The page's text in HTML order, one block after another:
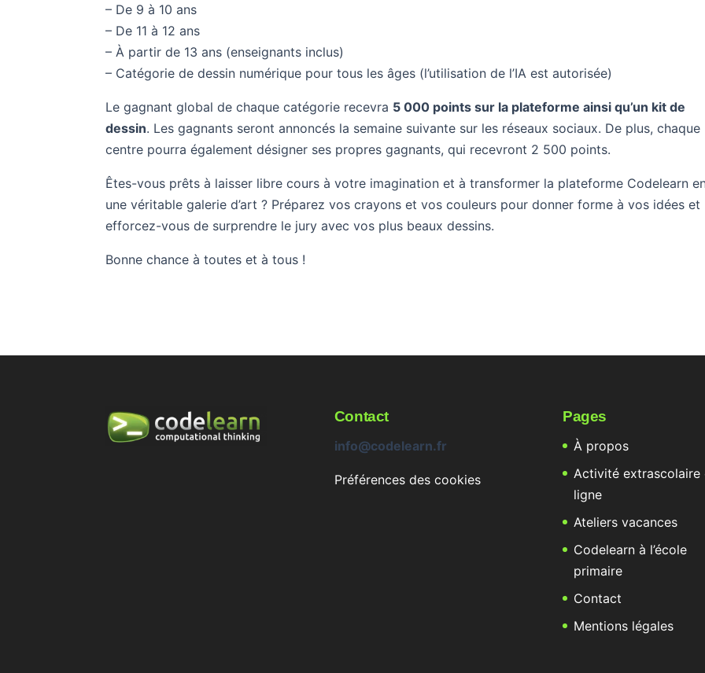
– De 9 à 10 ans
– De 11 à 12 ans
– À partir de 13 ans (enseignants inclus)
– Catégorie de dessin numérique pour tous les âges (l’utilisation de l’IA est autorisée)
Le gagnant global de chaque catégorie recevra 5 000 points sur la plateforme ainsi qu’un kit de
dessin. Les gagnants seront annoncés la semaine suivante sur les réseaux sociaux. De plus, chaque
centre pourra également désigner ses propres gagnants, qui recevront 2 500 points.
Êtes-vous prêts à laisser libre cours à votre imagination et à transformer la plateforme Codelearn
une véritable galerie d’art ? Préparez vos crayons et vos couleurs pour donner forme à vos idées et
efforcez-vous de surprendre le jury avec vos plus beaux dessins.
Bonne chance à toutes et à tous !
Contact
info@codelearn.fr
Préférences des cookies
Pages
À propos
Activité extrascolaire
ligne
Ateliers vacances
Codelearn à l’école
primaire
Contact
Mentions légales